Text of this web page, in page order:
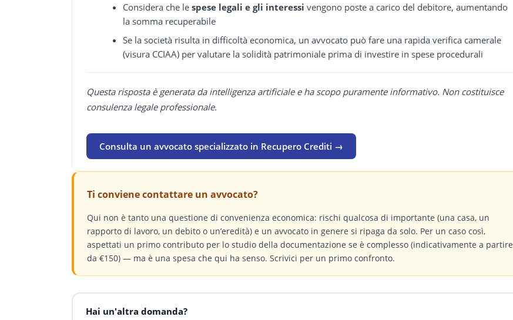
Considera che lespese legali e gli interessi vengono poste a carico del debitore, aumentando
la somma recuperabile
Se la società risulta in difficoltà economica, un avvocato può fare una rapida verifica camerale
(visura CCIAA) per valutare la solidità patrimoniale prima di investire in spese procedurali
Questa risposta è generata da intelligenza artificiale e ha scopo puramente informativo. Non costituisce
consulenza legale professionale.
Consulta un avvocato specializzato in Recupero Crediti →
Ti conviene contattare un avvocato?
Qui non è tanto una questione di convenienza economica: rischi qualcosa di importante (una casa, un
rapporto di lavoro, un debito o un’eredità) e un avvocato in genere si ripaga da solo. Per un caso così,
aspettati un primo contributo per lo studio della documentazione se è complesso (indicativamente a partire
da €150) — ma è una spesa che qui ha senso. Scrivici per un primo confronto.
Hai un'altra domanda?